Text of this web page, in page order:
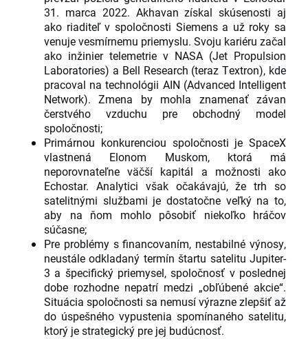
31. marca 2022. Akhavan získal skúsenosti aj
ako riaditeľ v spoločnosti Siemens a už roky sa
venuje vesmírnemu priemyslu. Svoju kariéru začal
ako inžinier telemetrie v NASA (Jet Propulsion
Laboratories) a Bell Research (teraz Textron), kde
pracoval na technológii AIN (Advanced Intelligent
Network). Zmena by mohla znamenať závan
čerstvého vzduchu pre obchodný model
spoločnosti;
Primárnou konkurenciou spoločnosti je SpaceX
vlastnená Elonom Muskom, ktorá má
neporovnateľne väčší kapitál a možnosti ako
Echostar. Analytici však očakávajú, že trh so
satelitnými službami je dostatočne veľký na to,
aby na ňom mohlo pôsobiť niekoľko hráčov
súčasne;
Pre problémy s financovaním, nestabilné výnosy,
neustále odkladaný termín štartu satelitu Jupiter-
3 a špecifický priemysel, spoločnosť v poslednej
dobe rozhodne nepatrí medzi „obľúbené akcie“.
Situácia spoločnosti sa nemusí výrazne zlepšiť až
do úspešného vypustenia spomínaného satelitu,
ktorý je strategický pre jej budúcnosť.